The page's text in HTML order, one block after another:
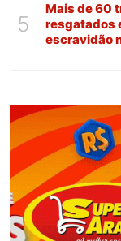
5
Mais de 60
resgatados
escravidão